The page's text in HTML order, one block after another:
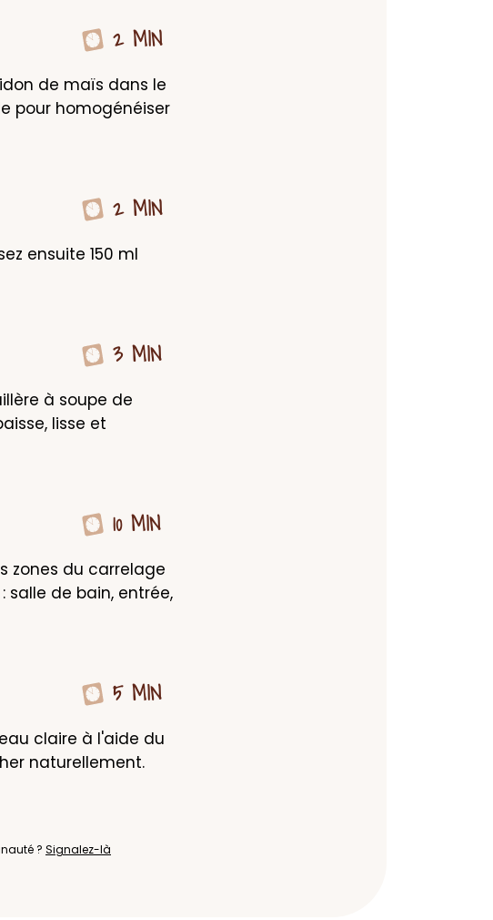
2 MIN
de maïs dans le
pour homogénéiser
2 MIN
ensuite 150 ml
3 MIN
à soupe de
lisse et
10 MIN
zones du carrelage
salle de bain, entrée,
5 MIN
claire à l'aide du
naturellement.
? Signalez-là